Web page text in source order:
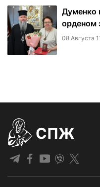
Думенко
орденом
08 Августа
СПЖ